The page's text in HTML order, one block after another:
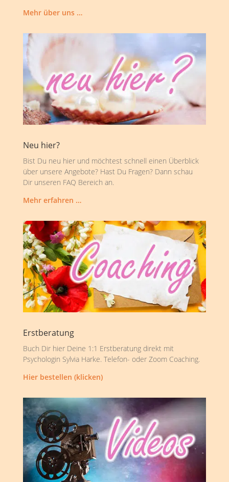
Mehr über uns …
Neu hier?
Bist Du neu hier und möchtest schnell einen Überblick
über unsere Angebote? Hast Du Fragen? Dann schau
Dir unseren FAQ Bereich an.
Mehr erfahren …
Erstberatung
Buch Dir hier Deine 1:1 Erstberatung direkt mit
Psychologin Sylvia Harke. Telefon- oder Zoom Coaching.
Hier bestellen (klicken)